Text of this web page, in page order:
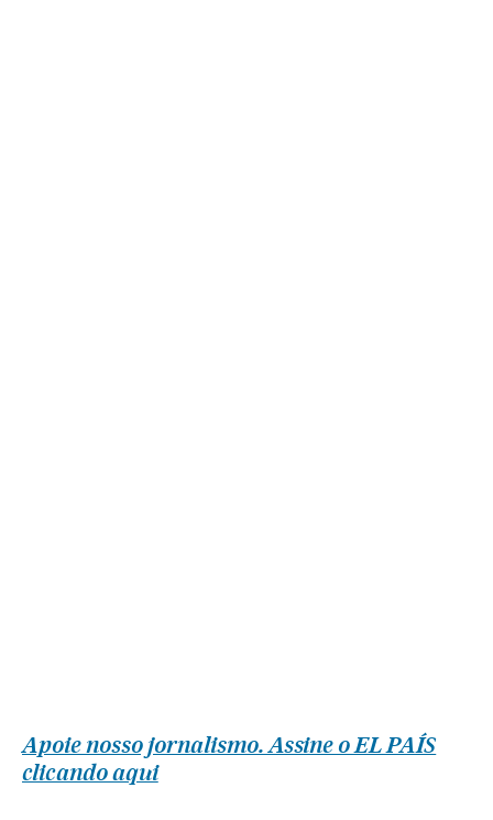
Apoie nosso jornalismo. Assine o EL PAÍS
clicando aqui